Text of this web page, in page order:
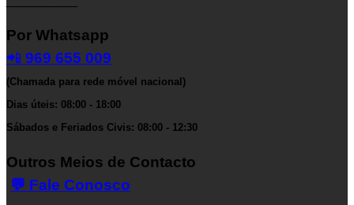
Por Whatsapp
📲 969 655 009
(Chamada para rede móvel nacional)
Dias úteis: 08:00 - 18:00
Sábados e Feriados Civis: 08:00 - 12:30
Outros Meios de Contacto
💬 Fale Conosco